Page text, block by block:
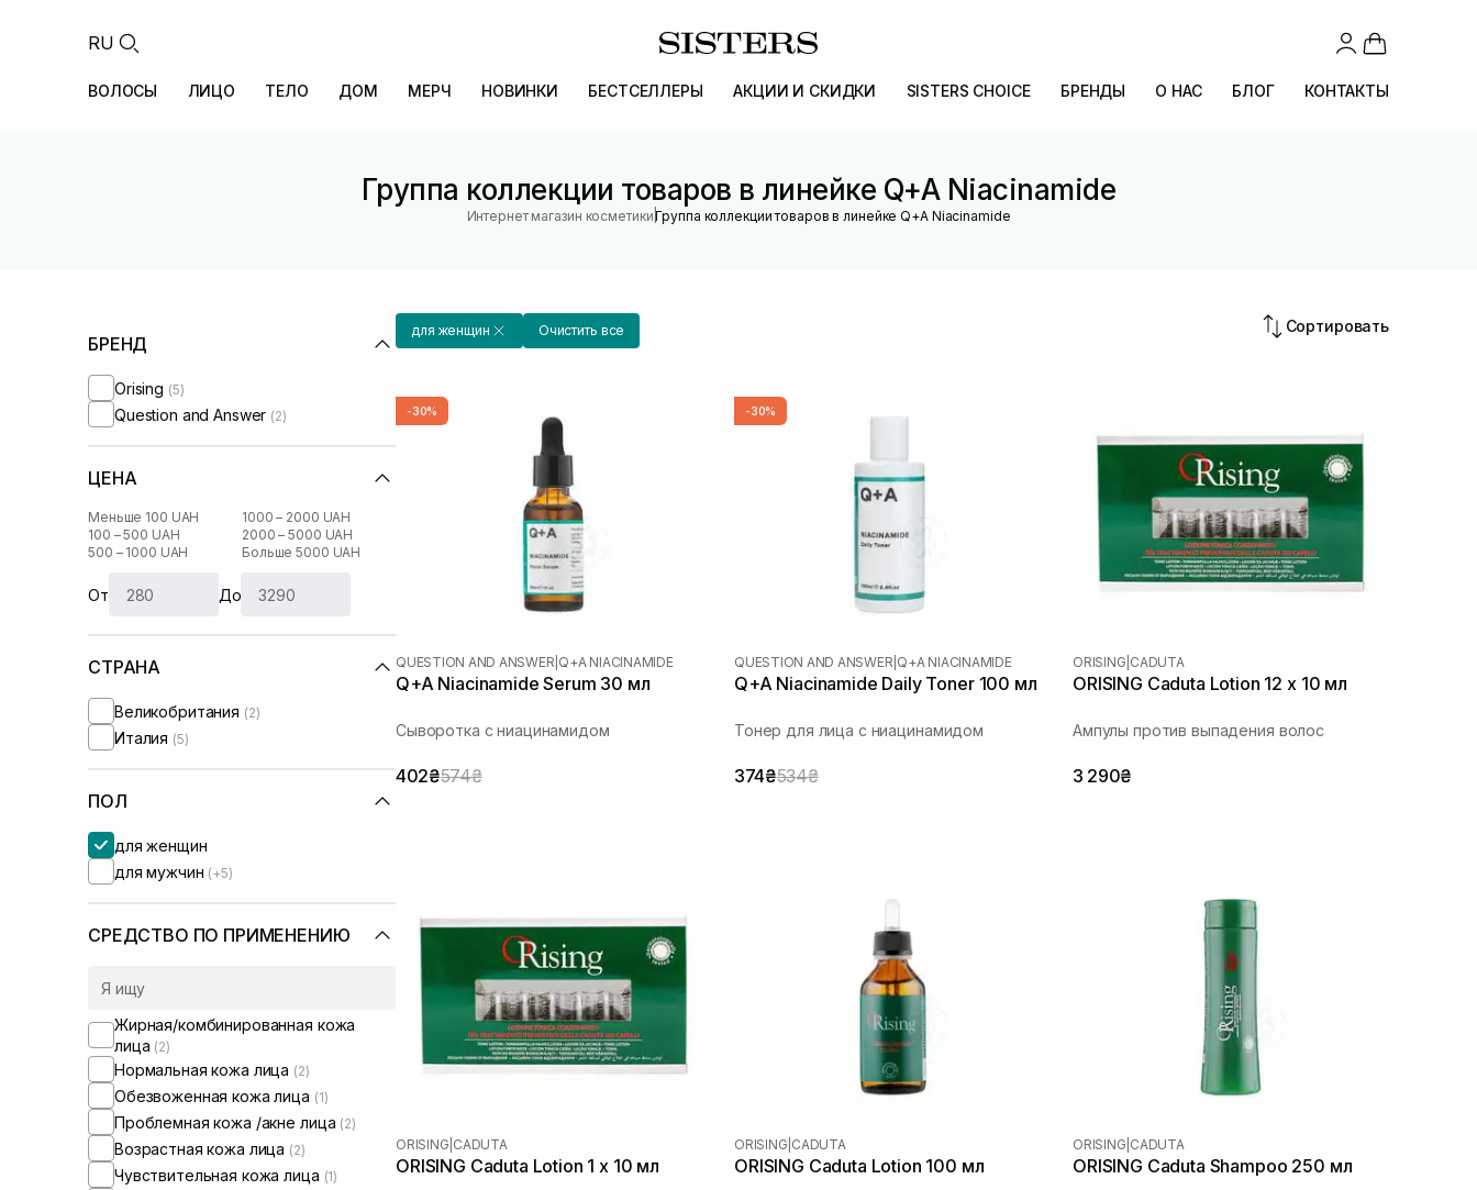
RU
ВОЛОСЫ ЛИЦО ТЕЛО ДОМ МЕРЧ НОВИНКИ БЕСТСЕЛЛЕРЫ АКЦИИ И СКИДКИ SISTERS CHOICE БРЕНДЫ О НАС БЛОГ КОНТАКТЫ
Группа коллекции товаров в линейке Q+A Niacinamide
Интернет магазин косметики |Группа коллекции товаров в линейке Q+A Niacinamide
БРЕНД
Orising (5)
Question and Answer (2)
ЦЕНА
Меньше 100 UAH
100 – 500 UAH
500 – 1000 UAH
1000 – 2000 UAH
2000 – 5000 UAH
Больше 5000 UAH
От До
СТРАНА
Великобритания (2)
Италия (5)
ПОЛ
для женщин
для мужчин (+5)
СРЕДСТВО ПО ПРИМЕНЕНИЮ
Жирная/комбинированная кожа
лица (2)
Нормальная кожа лица (2)
Обезвоженная кожа лица (1)
Проблемная кожа /акне лица (2)
Возрастная кожа лица (2)
Чувствительная кожа лица (1)
для женщин Очистить все Сортировать
-30%
QUESTION AND ANSWER Q+A NIACINAMIDE
Q+A Niacinamide Serum 30 мл
Сыворотка с ниацинамидом
402₴574₴
-30%
QUESTION AND ANSWER Q+A NIACINAMIDE
Q+A Niacinamide Daily Toner 100 мл
Тонер для лица с ниацинамидом
374₴534₴
ORISING CADUTA
ORISING Caduta Lotion 12 х 10 мл
Ампулы против выпадения волос
3 290₴
ORISING CADUTA
ORISING Caduta Lotion 1 х 10 мл
ORISING CADUTA
ORISING Caduta Lotion 100 мл
ORISING CADUTA
ORISING Caduta Shampoo 250 мл